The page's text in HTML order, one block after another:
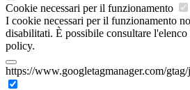
Cookie necessari per il funzionamento
I cookie necessari per il funzionamento
disabilitati. È possibile consultare
policy.
https://www.googletagmanager.com/